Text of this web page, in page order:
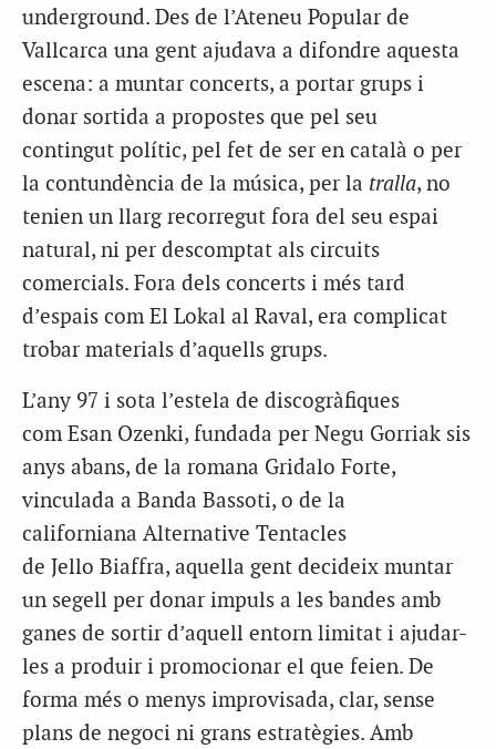
underground. Des de l’Ateneu Popular de
Vallcarca una gent ajudava a difondre aquesta
escena: a muntar concerts, a portar grups i
donar sortida a propostes que pel seu
contingut polític, pel fet de ser en català o per
la contundència de la música, per la tralla, no
tenien un llarg recorregut fora del seu espai
natural, ni per descomptat als circuits
comercials. Fora dels concerts i més tard
d’espais com El Lokal al Raval, era complicat
trobar materials d’aquells grups.
L’any 97 i sota l’estela de discogràfiques
com Esan Ozenki, fundada per Negu Gorriak sis
anys abans, de la romana Gridalo Forte,
vinculada a Banda Bassoti, o de la
californiana Alternative Tentacles
de Jello Biaffra, aquella gent decideix muntar
un segell per donar impuls a les bandes amb
ganes de sortir d’aquell entorn limitat i ajudar-
les a produir i promocionar el que feien. De
forma més o menys improvisada, clar, sense
plans de negoci ni grans estratègies. Amb